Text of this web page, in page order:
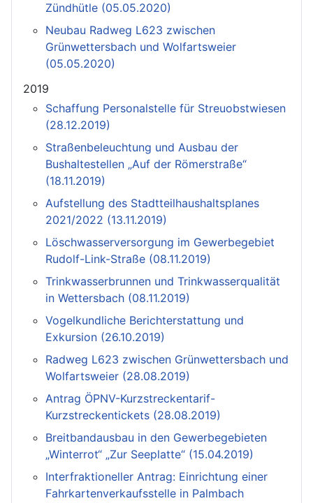
Zündhütle (05.05.2020)
Neubau Radweg L623 zwischen
Grünwettersbach und Wolfartsweier
(05.05.2020)
2019
Schaffung Personalstelle für Streuobstwiesen
(28.12.2019)
Straßenbeleuchtung und Ausbau der
Bushaltestellen „Auf der Römerstraße“
(18.11.2019)
Aufstellung des Stadtteilhaushaltsplanes
2021/2022 (13.11.2019)
Löschwasserversorgung im Gewerbegebiet
Rudolf-Link-Straße (08.11.2019)
Trinkwasserbrunnen und Trinkwasserqualität
in Wettersbach (08.11.2019)
Vogelkundliche Berichterstattung und
Exkursion (26.10.2019)
Radweg L623 zwischen Grünwettersbach und
Wolfartsweier (28.08.2019)
Antrag ÖPNV-Kurzstreckentarif-
Kurzstreckentickets (28.08.2019)
Breitbandausbau in den Gewerbegebieten
„Winterrot“ „Zur Seeplatte“ (15.04.2019)
Interfraktioneller Antrag: Einrichtung einer
Fahrkartenverkaufsstelle in Palmbach